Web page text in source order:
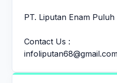
PT. Liputan Enam
Contact Us :